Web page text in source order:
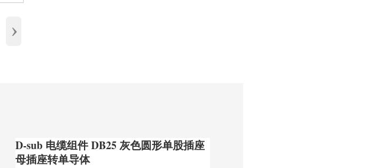
›
D-sub 电缆组件 DB25 灰色圆形单股插座
母插座转单导体